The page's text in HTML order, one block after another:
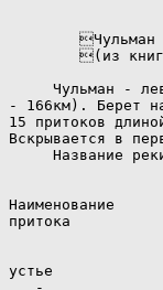
Чульман
(из
Чульман -
- 166км). Берет
15 притоков
Вскрывается в
Название
Наименование
притока
устье